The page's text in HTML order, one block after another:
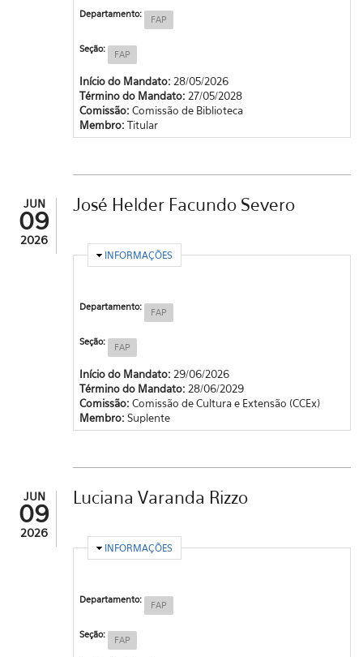
Departamento: FAP
Seção: FAP
Início do Mandato: 28/05/2026
Término do Mandato: 27/05/2028
Comissão: Comissão de Biblioteca
Membro: Titular
JUN
09
2026
José Helder Facundo Severo
OCULTAR
INFORMAÇÕES
Departamento: FAP
Seção: FAP
Início do Mandato: 29/06/2026
Término do Mandato: 28/06/2029
Comissão: Comissão de Cultura e Extensão (CCEx)
Membro: Suplente
JUN
09
2026
Luciana Varanda Rizzo
OCULTAR
INFORMAÇÕES
Departamento: FAP
Seção: FAP